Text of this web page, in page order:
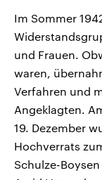
Im Sommer
und Frauen.
waren,
Verfahren und
Angeklagten.
19. Dezember
Hochverrats
Schulze-